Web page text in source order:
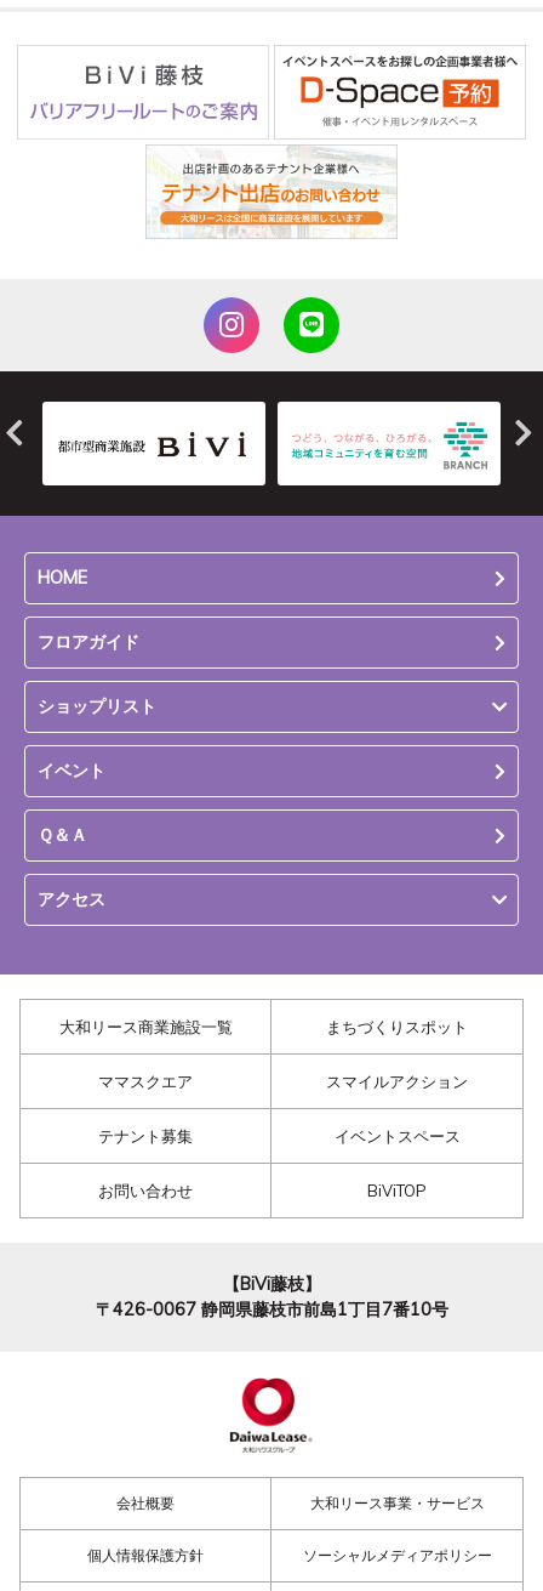
HOME
フロアガイド
ショップリスト
イベント
Ｑ＆Ａ
アクセス
大和リース商業施設一覧 まちづくりスポット
ママスクエア スマイルアクション
テナント募集 イベントスペース
お問い合わせ BiViTOP
【BiVi藤枝】
〒426-0067 静岡県藤枝市前島1丁目7番10号
会社概要 大和リース事業・サービス
個人情報保護方針 ソーシャルメディアポリシー